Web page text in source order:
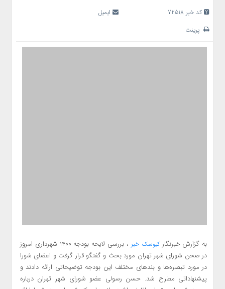
کد خبر 72518
ایمیل
پرینت
به گزارش خبرنگارکیوسک خبر
، بررسی لایحه بودجه ۱۴۰۰ شهرداری امروز
در صحن شورای شهر تهران مورد بحث و گفتگو قرار گرفت و اعضای شورا
در مورد تبصره‌ها و بند‌های مختلف این بودجه توضیحاتی ارائه دادند و
پیشنهاداتی مطرح شد. حسن رسولی عضو شورای شهر تهران درباره